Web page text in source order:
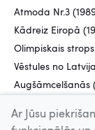
Atmoda Nr.3
Kādreiz Eiropā
Olimpiskais
Vēstules no
Augšāmcelšanās
Ar Jūsu